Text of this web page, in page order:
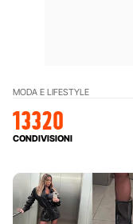
MODA E LIFESTYLE
13320
CONDIVISIONI